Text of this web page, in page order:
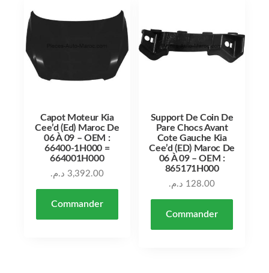
Capot Moteur Kia
Cee’d (Ed) Maroc De
06 À 09 – OEM :
66400-1H000 =
664001H000
3,392.00 د.م.
Commander
Support De Coin De
Pare Chocs Avant
Cote Gauche Kia
Cee’d (ED) Maroc De
06 À 09 – OEM :
865171H000
128.00 د.م.
Commander